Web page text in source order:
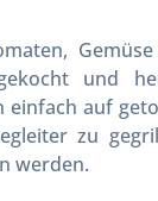
und
einfach auf
zu
werden.